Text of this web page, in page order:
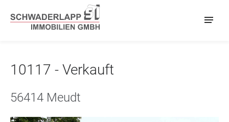
10117 - Verkauft
56414 Meudt